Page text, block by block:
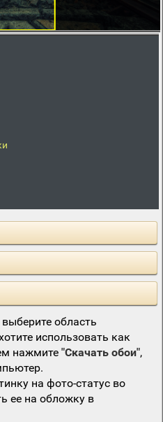
область
использовать как
нажмите "Скачать обои",
на фото-статус во
ее на обложку в